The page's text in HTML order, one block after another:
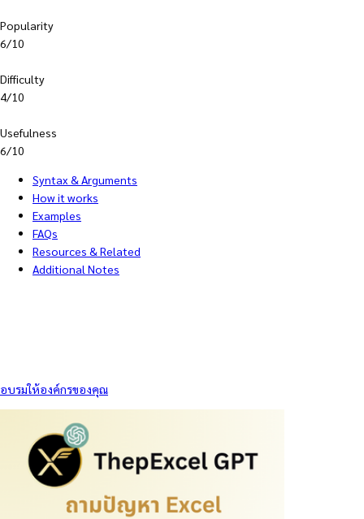
Popularity
6/10
Difficulty
4/10
Usefulness
6/10
Syntax & Arguments
How it works
Examples
FAQs
Resources & Related
Additional Notes
อบรมให้องค์กรของคุณ